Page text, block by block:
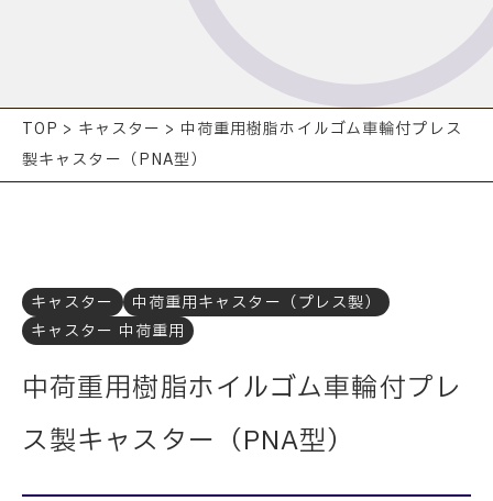
TOP > キャスター > 中荷重用樹脂ホイルゴム車輪付プレス
製キャスター（PNA型）
キャスター
中荷重用キャスター（プレス製）
キャスター 中荷重用
中荷重用樹脂ホイルゴム車輪付プレ
ス製キャスター（PNA型）